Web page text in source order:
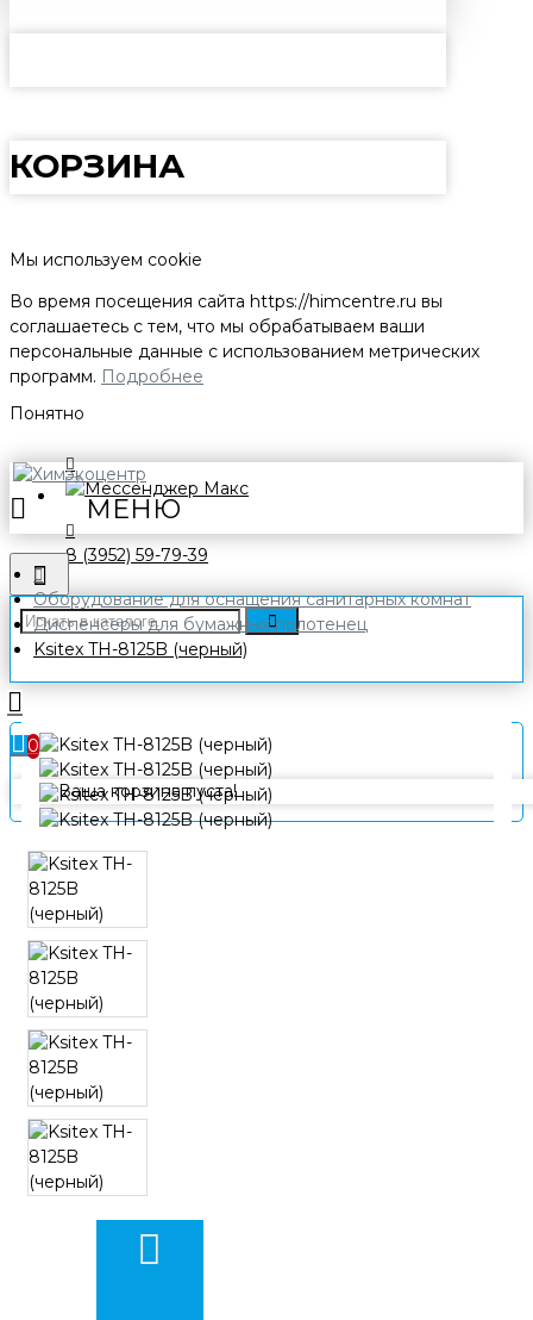
КОРЗИНА
Мы используем cookie
Во время посещения сайта https://himcentre.ru вы
соглашаетесь с тем, что мы обрабатываем ваши
персональные данные с использованием метрических
программ. Подробнее
Понятно
8 (3952) 59-79-39
0
Ваша корзина пуста!
Оборудование для оснащения санитарных комнат
Диспенсеры для бумажных полотенец
Ksitex TH-8125B (черный)